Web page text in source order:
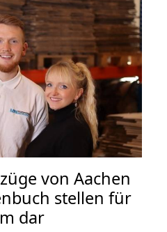
von Aachen
stellen für
dar